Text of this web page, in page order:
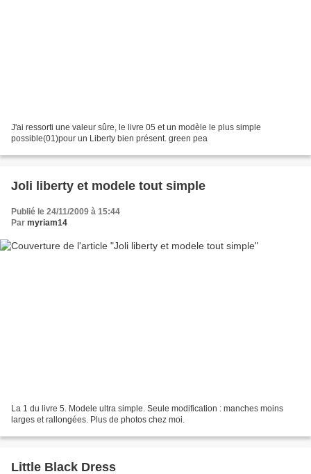
J'ai ressorti une valeur sûre, le livre 05 et un modèle le plus simple
possible(01)pour un Liberty bien présent. green pea
Joli liberty et modele tout simple
Publié le 24/11/2009 à 15:44
Par myriam14
La 1 du livre 5. Modele ultra simple. Seule modification : manches moins
larges et rallongées. Plus de photos chez moi.
Little Black Dress